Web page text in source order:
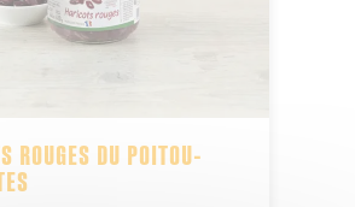
ROUGES DU POITOU-